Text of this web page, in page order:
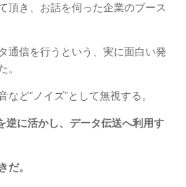
頂き、お話を伺った企業のブース
通信を行うという、実に面白い発
。
ど“ノイズ”として無視する。
逆に活かし、データ伝送へ利用す
だ。